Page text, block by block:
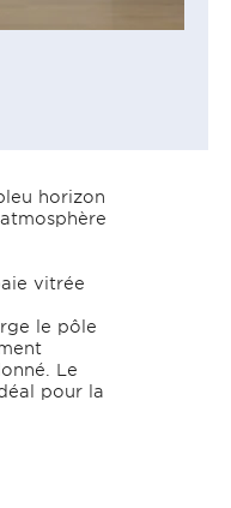
horizon
vitrée
le pôle
Le
pour la